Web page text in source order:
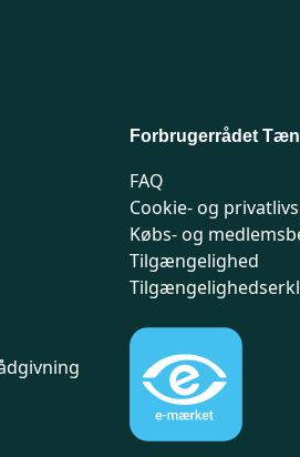
Forbrugerrådet
FAQ
Cookie- og
Købs- og
Tilgængelighed